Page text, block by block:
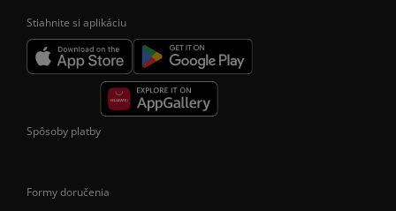
Stiahnite si aplikáciu
Spôsoby platby
Formy doručenia